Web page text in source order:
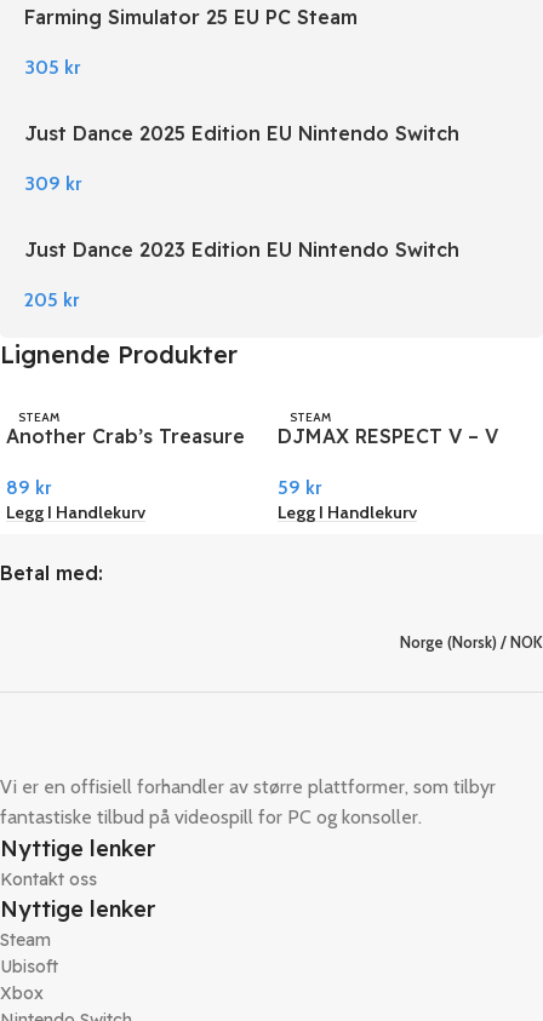
Farming Simulator 25 EU PC Steam
305 kr
Just Dance 2025 Edition EU Nintendo Switch
309 kr
Just Dance 2023 Edition EU Nintendo Switch
205 kr
Lignende Produkter
STEAM
Another Crab’s Treasure
89 kr
Legg I Handlekurv
STEAM
DJMAX RESPECT V – V
PC Steam
59 kr
Legg I Handlekurv
Betal med:
Norge (Norsk) / NOK
Vi er en offisiell forhandler av større plattformer, som tilbyr
fantastiske tilbud på videospill for PC og konsoller.
Nyttige lenker
Kontakt oss
Nyttige lenker
Steam
Ubisoft
Xbox